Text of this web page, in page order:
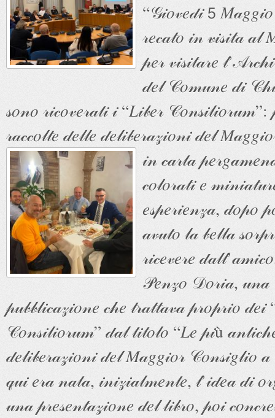
“𝒢𝒾𝑜𝓋𝑒𝒹𝒾 𝟧
𝓇𝑒𝒸𝒶𝓉𝑜 𝒾𝓃 𝓋𝒾𝓈𝒾𝓉𝒶
𝓅𝑒𝓇 𝓋𝒾𝓈𝒾𝓉𝒶𝓇𝑒
𝒹𝑒𝓁 𝒞𝑜𝓂𝓊𝓃𝑒 𝒹𝒾
𝓈𝑜𝓃𝑜 𝓇𝒾𝒸𝑜𝓋𝑒𝓇𝒶𝓉𝒾 𝒾 “𝐿𝒾𝒷𝑒𝓇
𝓇𝒶𝒸𝒸𝑜𝓁𝓉𝑒 𝒹𝑒𝓁𝓁𝑒 𝒹𝑒𝓁𝒾𝒷𝑒𝓇𝒶𝓏𝒾𝑜𝓃𝒾 𝒹𝑒𝓁
𝒾𝓃𝒸𝒶𝓇𝓉𝒶
𝒸𝑜𝓁𝑜𝓇𝒶𝓉𝒾 𝑒
𝑒𝓈𝓅𝑒𝓇𝒾𝑒𝓃𝓏𝒶, 𝒹𝑜𝓅𝑜
𝒶𝓋𝓊𝓉𝑜 𝓁𝒶 𝒷𝑒𝓁𝓁𝒶
𝓇𝒾𝒸𝑒𝓋𝑒𝓇𝑒
𝒫𝑒𝓃𝓏𝑜 𝒟𝑜𝓇𝒾𝒶, 𝓊𝓃𝒶
𝓅𝓊𝒷𝒷𝓁𝒾𝒸𝒶𝓏𝒾𝑜𝓃𝑒 𝒸𝒽𝑒 𝓉𝓇𝒶𝓉𝓉𝒶𝓋𝒶 𝓅𝓇𝑜𝓅𝓇𝒾𝑜 𝒹𝑒𝒾
𝒞𝑜𝓃𝓈𝒾𝓁𝒾𝑜𝓇𝓊𝓂” 𝒹𝒶𝓁 𝓉𝒾𝓉𝑜𝓁𝑜 “𝐿𝑒 𝓅𝒾ù
𝒹𝑒𝓁𝒾𝒷𝑒𝓇𝒶𝓏𝒾𝑜𝓃𝒾 𝒹𝑒𝓁 𝑀𝒶𝑔𝑔𝒾𝑜𝓇 𝒞𝑜𝓃𝓈𝒾𝑔𝓁𝒾𝑜
𝓆𝓊𝒾 𝑒𝓇𝒶 𝓃𝒶𝓉𝒶, 𝒾𝓃𝒾𝓏𝒾𝒶𝓁𝓂𝑒𝓃𝓉𝑒, 𝓁’𝒾𝒹𝑒𝒶 𝒹𝒾
𝓊𝓃𝒶 𝓅𝓇𝑒𝓈𝑒𝓃𝓉𝒶𝓏𝒾𝑜𝓃𝑒 𝒹𝑒𝓁 𝓁𝒾𝒷𝓇𝑜, 𝓅𝑜𝒾